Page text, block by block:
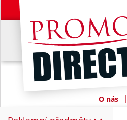
O nás |